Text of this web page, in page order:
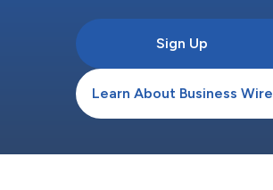
Sign Up
Learn About Business Wire